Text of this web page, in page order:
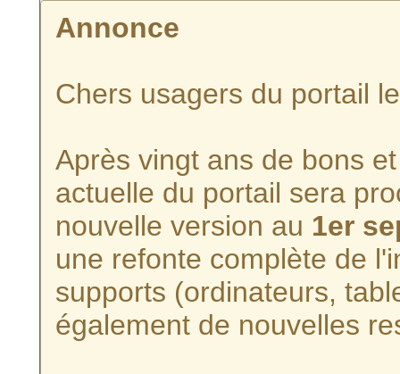
Annonce
Chers usagers du portail
Après vingt ans de bons
actuelle du portail sera
nouvelle version au 1er
une refonte complète de
supports (ordinateurs,
également de nouvelles